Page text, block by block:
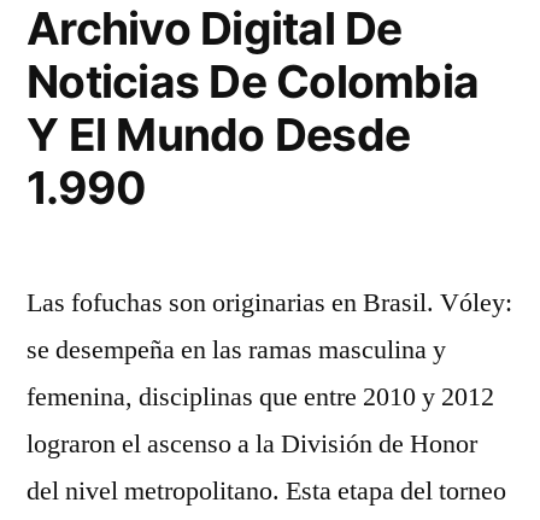
Archivo Digital De
Noticias De Colombia
Y El Mundo Desde
1.990
Las fofuchas son originarias en Brasil. Vóley:
se desempeña en las ramas masculina y
femenina, disciplinas que entre 2010 y 2012
lograron el ascenso a la División de Honor
del nivel metropolitano. Esta etapa del torneo